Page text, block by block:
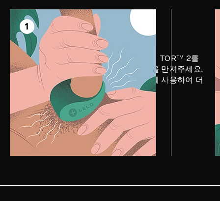
1
1 단계
전희
진동하는 더 두꺼운 부분을 위로하여 TOR™ 2를
끼우고, 삽입하는 동안 파트너의 몸을 만져주세요.
LELO 퍼스널 모이스처라이저를 함께 사용하여 더
욱 부드러운 사랑을 나누세요.